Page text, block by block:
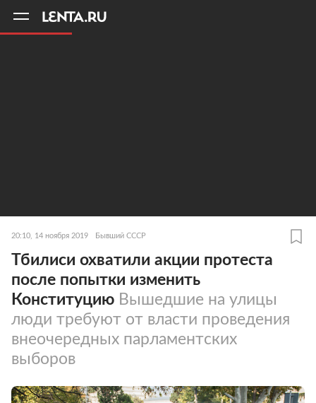
20:10, 14 ноября 2019 Бывший СССР
Тбилиси охватили акции протеста
после попытки изменить
Конституцию Вышедшие на улицы
люди требуют от власти проведения
внеочередных парламентских
выборов